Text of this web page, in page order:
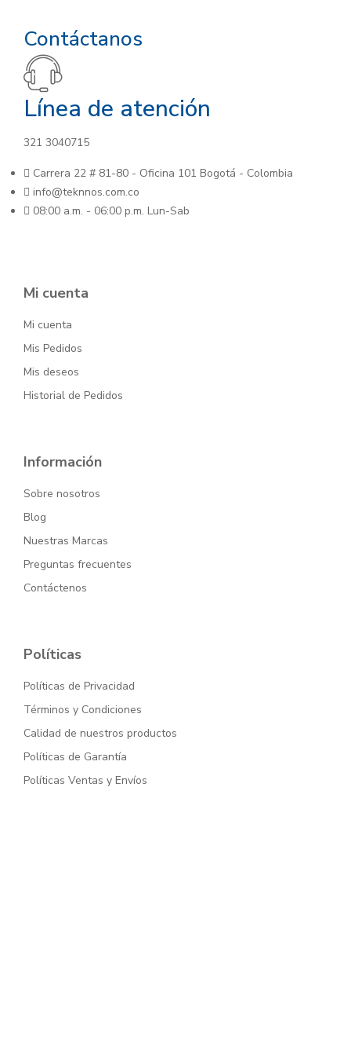
Contáctanos
Línea de atención
321 3040715
Carrera 22 # 81-80 - Oficina 101 Bogotá - Colombia
info@teknnos.com.co
08:00 a.m. - 06:00 p.m. Lun-Sab
Mi cuenta
Mi cuenta
Mis Pedidos
Mis deseos
Historial de Pedidos
Información
Sobre nosotros
Blog
Nuestras Marcas
Preguntas frecuentes
Contáctenos
Políticas
Políticas de Privacidad
Términos y Condiciones
Calidad de nuestros productos
Políticas de Garantía
Políticas Ventas y Envíos